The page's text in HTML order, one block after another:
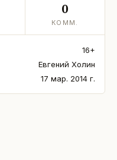
0
КОММ.
16+
Евгений Холин
17 мар. 2014 г.